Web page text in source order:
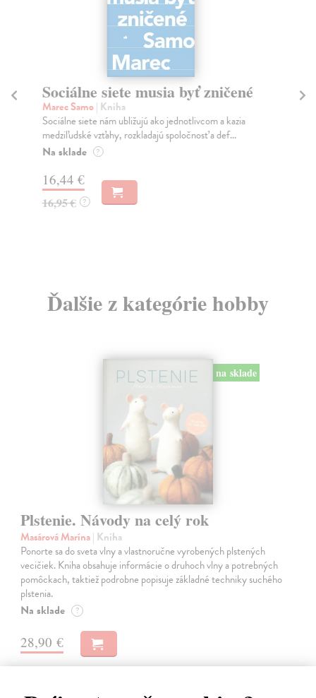
Sociálne siete musia byť zničené
Marec Samo| Kniha
Sociálne siete nám ubližujú ako jednotlivcom a kazia
medziľudské vzťahy, rozkladajú spoločnosť a def...
Na sklade ?
16,44 €
16,95 € ?
Ďalšie z kategórie hobby
na sklade
Plstenie. Návody na celý rok
Masárová Marína| Kniha
Ponorte sa do sveta vlny a vlastnoručne vyrobených plstených
vecičiek. Kniha obsahuje informácie o druhoch vlny a potrebných
pomôckach, taktiež podrobne popisuje základné techniky suchého
plstenia.
Na sklade ?
28,90 €